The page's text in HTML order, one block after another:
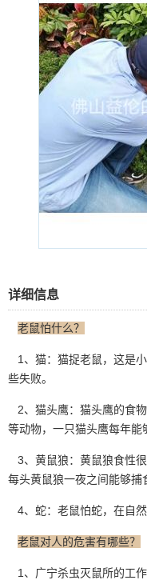
详细信息
老鼠怕什么？
1、猫：猫捉老鼠，这是
些失败。
2、猫头鹰：猫头鹰的食
等动物，一只猫头鹰每年能
3、黄鼠狼：黄鼠狼食性
每头黄鼠狼一夜之间能够捕
4、蛇：老鼠怕蛇，在自
老鼠对人的危害有哪些？
1、广宁杀虫灭鼠所的工